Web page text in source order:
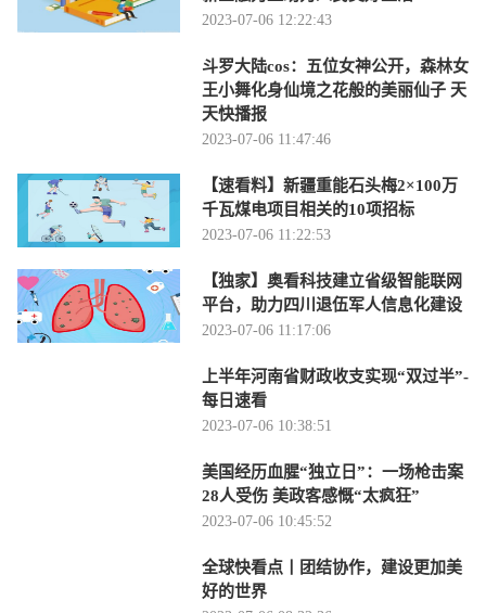
2023-07-06 12:22:43
斗罗大陆cos：五位女神公开，森林女
王小舞化身仙境之花般的美丽仙子 天
天快播报
2023-07-06 11:47:46
【速看料】新疆重能石头梅2×100万
千瓦煤电项目相关的10项招标
2023-07-06 11:22:53
【独家】奥看科技建立省级智能联网
平台，助力四川退伍军人信息化建设
2023-07-06 11:17:06
上半年河南省财政收支实现“双过半”-
每日速看
2023-07-06 10:38:51
美国经历血腥“独立日”：一场枪击案
28人受伤 美政客感慨“太疯狂”
2023-07-06 10:45:52
全球快看点丨团结协作，建设更加美
好的世界